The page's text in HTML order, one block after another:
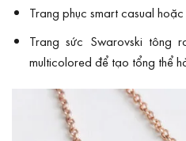
Trang phục smart casual
Trang sức Swarovski tông
multicolored để tạo tổng thể